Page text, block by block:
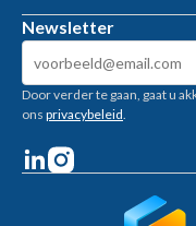
Woningcorporaties
Metaalbewerking
Bouwtoeleveranciers
Machinebouw
Installatietechniek
Recruitment
Welzijn
Over ons
Kennisbank
Klantverhalen
Vacatures
Newsletter
Door verder te gaan, gaat u
ons privacybeleid.